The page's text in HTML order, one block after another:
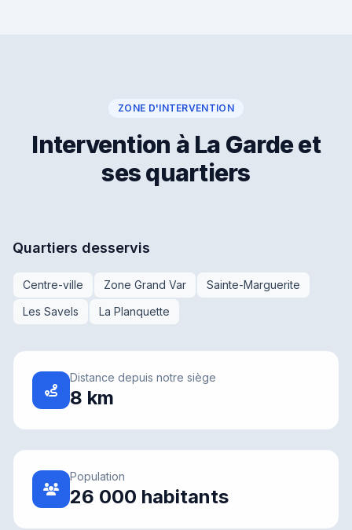
ZONE D'INTERVENTION
Intervention à La Garde et
ses quartiers
Quartiers desservis
Centre-ville Zone Grand Var
Sainte-Marguerite
Les Savels
La Planquette
Distance depuis notre siège
8 km
Population
26 000 habitants